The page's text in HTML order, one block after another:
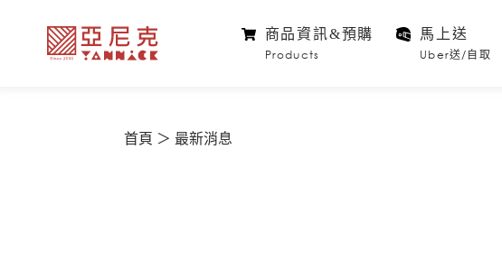
商品資訊&預購
Products
馬上送
Uber送/自取
首頁 最新消息